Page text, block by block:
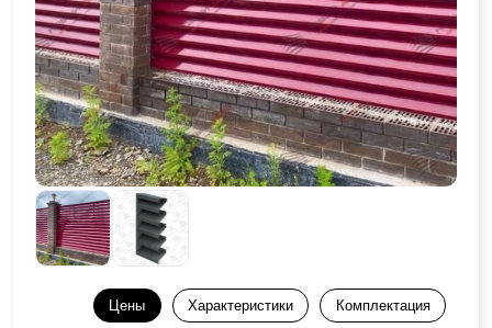
Цены Характеристики Комплектация